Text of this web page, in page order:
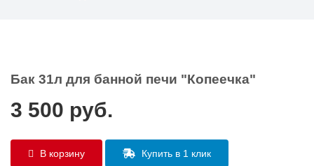
Бак 31л для банной печи "Копеечка"
3 500 руб.
В корзину Купить в 1 клик